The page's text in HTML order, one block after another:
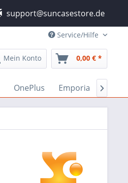
support@suncasestore.de
Service/Hilfe
Mein Konto 0,00 € *
OnePlus Emporia 